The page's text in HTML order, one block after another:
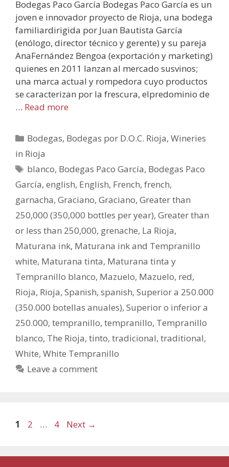
Bodegas Paco García Bodegas Paco García es un
joven e innovador proyecto de Rioja, una bodega
familiardirigida por Juan Bautista García
(enólogo, director técnico y gerente) y su pareja
AnaFernández Bengoa (exportación y marketing)
quienes en 2011 lanzan al mercado susvinos;
una marca actual y rompedora cuyo productos
se caracterizan por la frescura, elpredominio de
… Read more
Bodegas, Bodegas por D.O.C. Rioja,Wineries
in Rioja
blanco, Bodegas Paco García, Bodegas Paco
García, english, English, French, french,
garnacha, Graciano, Graciano, Greater than
250,000 (350,000 bottles per year), Greater than
or less than 250,000, grenache, La Rioja,
Maturana ink, Maturana ink and Tempranillo
white, Maturana tinta, Maturana tinta y
Tempranillo blanco, Mazuelo, Mazuelo, red,
Rioja, Rioja, Spanish, spanish, Superior a 250.000
(350.000 botellas anuales), Superior o inferior a
250.000, tempranillo, tempranillo, Tempranillo
blanco, The Rioja, tinto, tradicional, traditional,
White, White Tempranillo
Leave a comment
1 2 … 4 Next →